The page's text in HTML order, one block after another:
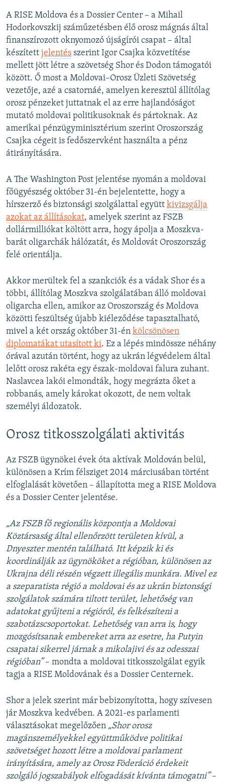
A RISE Moldova és a Dossier Center – a Mihail
Hodorkovszkij száműzetésben élő orosz mágnás által
finanszírozott oknyomozó újságírói csapat – által
készített jelentés szerint Igor Csajka közvetítése
mellett jött létre a szövetség Shor és Dodon támogatói
között. Ő most a Moldovai–Orosz Üzleti Szövetség
vezetője, azé a csatornáé, amelyen keresztül állítólag
orosz pénzeket juttatnak el az erre hajlandóságot
mutató moldovai politikusoknak és pártoknak. Az
amerikai pénzügyminisztérium szerint Oroszország
Csajka cégeit is fedőszervként használta a pénz
átirányítására.
A The Washington Post jelentése nyomán a moldovai
főügyészség október 31-én bejelentette, hogy a
hírszerző és biztonsági szolgálattal együtt kivizsgálja
azokat az állításokat, amelyek szerint az FSZB
dollármilliókat költött arra, hogy ápolja a Moszkva-
barát oligarchák hálózatát, és Moldovát Oroszország
felé orientálja.
Akkor merültek fel a szankciók és a vádak Shor és a
többi, állítólag Moszkva szolgálatában álló moldovai
oligarcha ellen, amikor az Oroszország és Moldova
közötti feszültség újabb kiéleződése tapasztalható,
mivel a két ország október 31-én kölcsönösen
diplomatákat utasított ki. Ez a lépés mindössze néhány
órával azután történt, hogy az ukrán légvédelem által
lelőtt orosz rakéta egy észak-moldovai falura zuhant.
Naslavcea lakói elmondták, hogy megrázta őket a
robbanás, amely károkat okozott, de nem voltak
személyi áldozatok.
Orosz titkosszolgálati aktivitás
Az FSZB ügynökei évek óta aktívak Moldován belül,
különösen a Krím félsziget 2014 márciusában történt
elfoglalását követően – állapította meg a RISE Moldova
és a Dossier Center jelentése.
„Az FSZB fő regionális központja a Moldovai
Köztársaság által ellenőrzött területen kívül, a
Dnyeszter mentén található. Itt képzik ki és
koordinálják az ügynököket a régióban, különösen az
Ukrajna déli részén végzett illegális munkára. Mivel ez
a szeparatista régió a moldovai és az ukrán biztonsági
szolgálatok számára tiltott terület, lehetőség van
adatokat gyűjteni a régióról, és felkészíteni a
szabotázscsoportokat. Lehetőség van arra is, hogy
mozgósítsanak embereket arra az esetre, ha Putyin
csapatai sikerrel járnak a mikolajivi és az odesszai
régióban”– mondta a moldovai titkosszolgálat egyik
tagja a RISE Moldovának és a Dossier Centernek.
Shor a jelek szerint már bebizonyította, hogy szívesen
jár Moszkva kedvében. A 2021-es parlamenti
választásokat megelőzően „Shor orosz
magánszemélyekkel együttműködve politikai
szövetséget hozott létre a moldovai parlament
irányítására, amely az Orosz Föderáció érdekeit
szolgáló jogszabályok elfogadását kívánta támogatni”–